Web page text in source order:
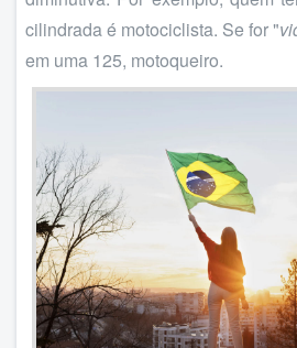
cilindrada é motociclista. Se for "
em uma 125, motoqueiro.